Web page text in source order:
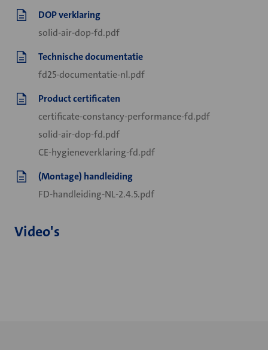
DOP verklaring
solid-air-dop-fd.pdf
Technische documentatie
fd25-documentatie-nl.pdf
Product certificaten
certificate-constancy-performance-fd.pdf
solid-air-dop-fd.pdf
CE-hygieneverklaring-fd.pdf
(Montage) handleiding
FD-handleiding-NL-2.4.5.pdf
Video's